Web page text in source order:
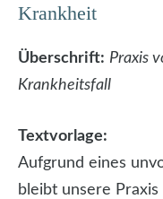
Krankheit
Überschrift: Praxis
Krankheitsfall
Textvorlage:
Aufgrund eines
bleibt unsere